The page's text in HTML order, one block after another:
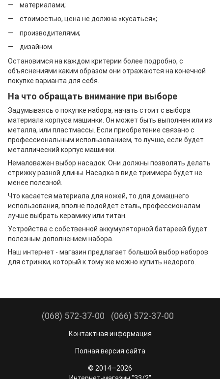
материалами;
стоимостью, цена не должна «кусаться»;
производителями;
дизайном.
Остановимся на каждом критерии более подробно, с
объяснениями каким образом они отражаются на конечной
покупке варианта для себя.
На что обращать внимание при выборе
Задумываясь о покупке набора, начать стоит с выбора
материала корпуса машинки. Он может быть выполнен или из
металла, или пластмассы. Если приобретение связано с
профессиональным использованием, то лучше, если будет
металлический корпус машинки.
Немаловажен выбор насадок. Они должны позволять делать
стрижку разной длины. Насадка в виде триммера будет не
менее полезной.
Что касается материала для ножей, то для домашнего
использования, вполне подойдет сталь, профессионалам
лучше выбрать керамику или титан.
Устройства с собственной аккумуляторной батареей будет
полезным дополнением набора.
Наш интернет - магазин предлагает большой выбор наборов
для стрижки, который к тому же можно купить недорого.
(068) 572-37-00 (066) 572-37-00
Контактная информация
Полная версия сайта
© 2014—2026